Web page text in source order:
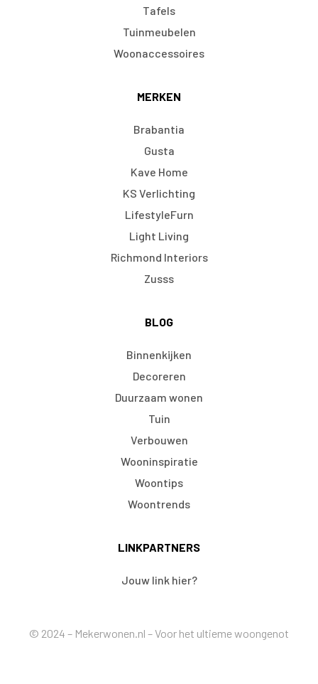
Tafels
Tuinmeubelen
Woonaccessoires
MERKEN
Brabantia
Gusta
Kave Home
KS Verlichting
LifestyleFurn
Light Living
Richmond Interiors
Zusss
BLOG
Binnenkijken
Decoreren
Duurzaam wonen
Tuin
Verbouwen
Wooninspiratie
Woontips
Woontrends
LINKPARTNERS
Jouw link hier?
© 2024 – Mekerwonen.nl – Voor het ultieme woongenot